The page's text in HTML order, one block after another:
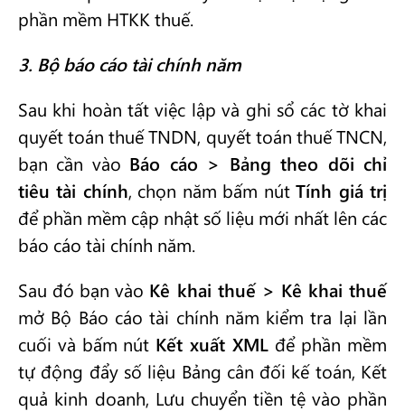
phần mềm HTKK thuế.
3. Bộ báo cáo tài chính năm
Sau khi hoàn tất việc lập và ghi sổ các tờ khai
quyết toán thuế TNDN, quyết toán thuế TNCN,
bạn cần vào Báo cáo > Bảng theo dõi chỉ
tiêu tài chính, chọn năm bấm nútTính giá trị
để phần mềm cập nhật số liệu mới nhất lên các
báo cáo tài chính năm.
Sau đó bạn vào Kê khai thuế > Kê khai thuế
mở Bộ Báo cáo tài chính năm kiểm tra lại lần
cuối và bấm nút Kết xuất XML để phần mềm
tự động đẩy số liệu Bảng cân đối kế toán, Kết
quả kinh doanh, Lưu chuyển tiền tệ vào phần